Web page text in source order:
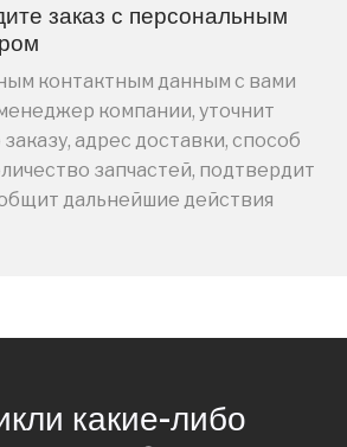
заказ с персональным
контактным данным с вами
компании, уточнит
адрес доставки, способ
запчастей, подтвердит
дальнейшие действия
какие-либо